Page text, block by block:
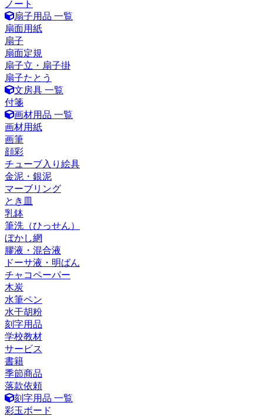
ノート
扇子用品 一覧
扇面用紙
扇子
扇面定規
扇子立・扇子掛
扇子たとう
文房具 一覧
付箋
画材用品 一覧
画材用紙
画筆
顔彩
チューブ入り絵具
金泥・銀泥
マーブリング
とき皿
乳鉢
筆洗（ひっせん）
ぼかし網
膠液・混合液
ドーサ液・明ばん
チャコペーパー
木炭
水筆ペン
水干胡粉
刻字用品
学校教材
サービス
書籍
季節商品
落款依頼
刻字用品 一覧
彩玉ボード